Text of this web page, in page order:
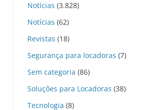
Notícias (3.828)
Notícias (62)
Revistas (18)
Segurança para locadoras (7)
Sem categoria (86)
Soluções para Locadoras (38)
Tecnologia (8)